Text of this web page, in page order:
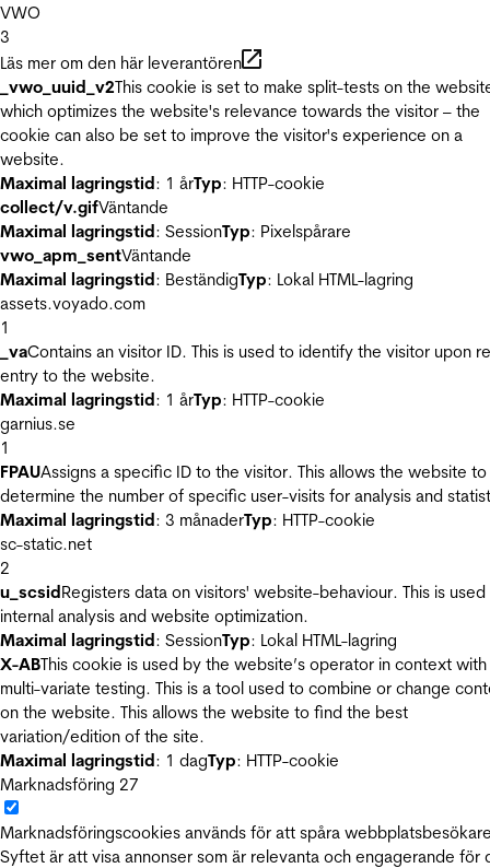
VWO
3
Läs mer om den här leverantören
_vwo_uuid_v2This cookie is set to make split-tests on the
which optimizes the website's relevance towards the visitor – the
cookie can also be set to improve the visitor's experience on a
website.
Maximal lagringstid: 1 årTyp: HTTP-cookie
collect/v.gifVäntande
Maximal lagringstid: SessionTyp: Pixelspårare
vwo_apm_sentVäntande
Maximal lagringstid: BeständigTyp: Lokal HTML-lagring
assets.voyado.com
1
_vaContains an visitor ID. This is used to identify the visitor upon
entry to the website.
Maximal lagringstid: 1 årTyp: HTTP-cookie
garnius.se
1
FPAUAssigns a specific ID to the visitor. This allows the website to
determine the number of specific user-visits for analysis and
Maximal lagringstid: 3 månaderTyp: HTTP-cookie
sc-static.net
2
u_scsidRegisters data on visitors' website-behaviour. This is
internal analysis and website optimization.
Maximal lagringstid: SessionTyp: Lokal HTML-lagring
X-ABThis cookie is used by the website’s operator in context with
multi-variate testing. This is a tool used to combine or change
on the website. This allows the website to find the best
variation/edition of the site.
Maximal lagringstid: 1 dagTyp: HTTP-cookie
Marknadsföring 27
Marknadsföringscookies används för att spåra
Syftet är att visa annonser som är relevanta och engagerande för